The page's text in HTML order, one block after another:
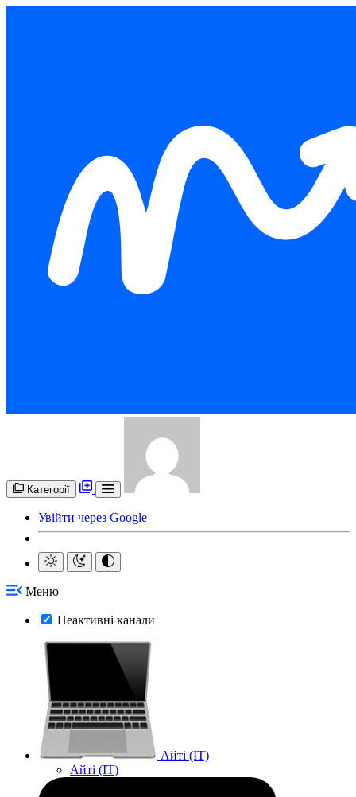
Категорії
Увійти через Google
Меню
Неактивні канали
Айті (IT)
Айті (IT)